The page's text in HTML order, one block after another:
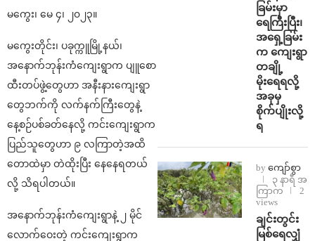
မကွေး၊ မေ ၄၊ ၂၀၂၃။
မကွေးတိုင်း၊ ပခုက္ကူမြို့နယ်၊
အနောက်ဘုန်းကံကျေးရွာက ပျူစော
ထီးတပ်ဖွဲ့တွေဟာ အနီးနားကျေးရွာ
တွေဘက်ကို လက်နက်ကြီးတွေနဲ့
နေ့စဉ်ပစ်ခတ်နေလို့ ကင်းကျေးရွာက
ပြည်သူတွေဟာ ၉ လကြာတဲ့အထိ
တောထဲမှာ တဲထိုးပြီး နေနေရတယ်
လို့ သိရပါတယ်။
အနောက်ဘုန်းကံကျေးရွာနဲ့ ၂ မိုင်
လောက်ဝေးတဲ့ ကင်းကျေးရွာက
ခြမ်းမှာ
ရေကြီးပြီး၊
အရှေ့ခြမ်း
က ကျေးရွာ
တချို့
မိုးရေရလို့
အခုမှ
စိုက်ပျိုးလို့
ရ
by ကျော်စွာ
၃ နာရီ အ
ကြာက
2
views
ချင်းတွင်း
မြစ်ရေလျှံ